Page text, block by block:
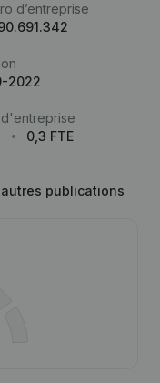
d’entreprise
2022
0,3 FTE
publications